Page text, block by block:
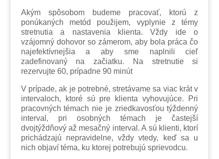
Akým spôsobom budeme pracovať, ktorú z
ponúkaných metód použijem, vyplynie z témy
stretnutia a nastavenia klienta. Vždy ide o
vzájomný dohovor so zámerom, aby bola práca čo
najefektívnejšia a aby sme naplnili cieľ
zadefinovaný na začiatku. Na stretnutie si
rezervujte 60, prípadne 90 minút
V prípade, ak je potrebné, stretávame sa viac krát v
intervaloch, ktoré sú pre klienta vyhovujúce. Pri
pracovných témach nie je zriedkavosťou týždenný
interval, pri osobných témach je častejší
dvojtýždňový až mesačný interval. A sú klienti, ktorí
prichádzajú nepravidelne, vždy vtedy, keď sa u
nich objaví téma, ku ktorej potrebujú sprievodcu.